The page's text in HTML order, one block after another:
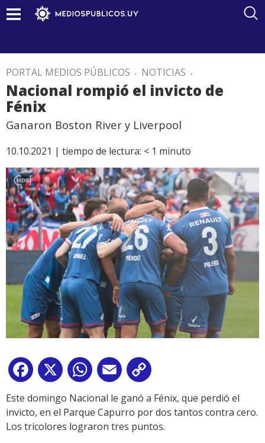
PORTAL MEDIOS PÚBLICOS . NOTICIAS .
Nacional rompió el invicto de
Fénix
Ganaron Boston River y Liverpool
10.10.2021 | tiempo de lectura: < 1 minuto
Facebook
X WhatsApp
Email
Link
Este domingo Nacional le ganó a Fénix, que perdió el
invicto, en el Parque Capurro por dos tantos contra cero.
Los tricolores lograron tres puntos.